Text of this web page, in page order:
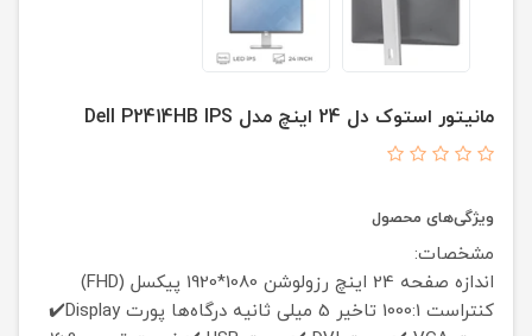
مانیتور استوک دل 24 اینچ مدل Dell P2414HB IPS
ویژگی‌های محصول
مشخصات:
اندازه صفحه 24 اینچ رزولوشن 1080*1920 پیکسل (FHD)
کنتراست 1000:1 تاخیر 5 میلی ثانیه درگاه‌ها پورت Display✔️